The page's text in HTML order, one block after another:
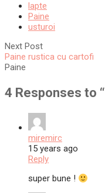
lapte
Paine
usturoi
Next Post
Paine rustica cu cartofi
Paine
4 Responses to “
miremirc
15 years ago
Reply
super bune !